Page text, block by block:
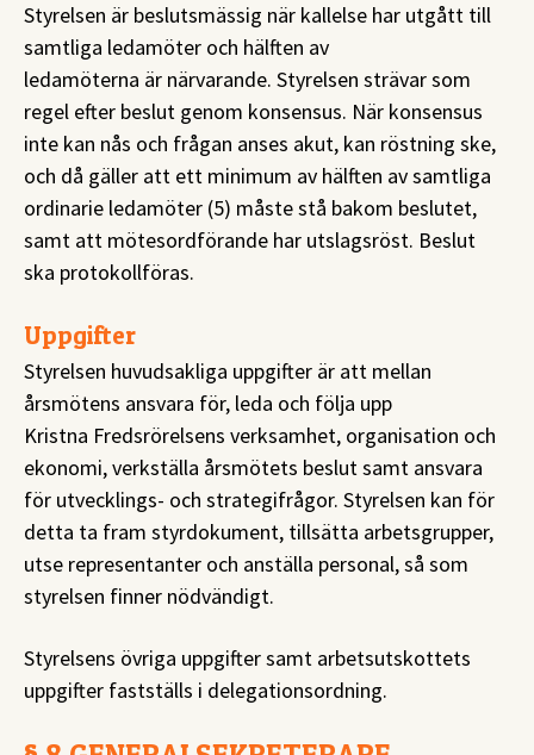
Styrelsen är beslutsmässig när kallelse har utgått till
samtliga ledamöter och hälften av
ledamöterna är närvarande. Styrelsen strävar som
regel efter beslut genom konsensus. När konsensus
inte kan nås och frågan anses akut, kan röstning ske,
och då gäller att ett minimum av hälften av samtliga
ordinarie ledamöter (5) måste stå bakom beslutet,
samt att mötesordförande har utslagsröst. Beslut
ska protokollföras.
Uppgifter
Styrelsen huvudsakliga uppgifter är att mellan
årsmötens ansvara för, leda och följa upp
Kristna Fredsrörelsens verksamhet, organisation och
ekonomi, verkställa årsmötets beslut samt ansvara
för utvecklings- och strategifrågor. Styrelsen kan för
detta ta fram styrdokument, tillsätta arbetsgrupper,
utse representanter och anställa personal, så som
styrelsen finner nödvändigt.
Styrelsens övriga uppgifter samt arbetsutskottets
uppgifter fastställs i delegationsordning.